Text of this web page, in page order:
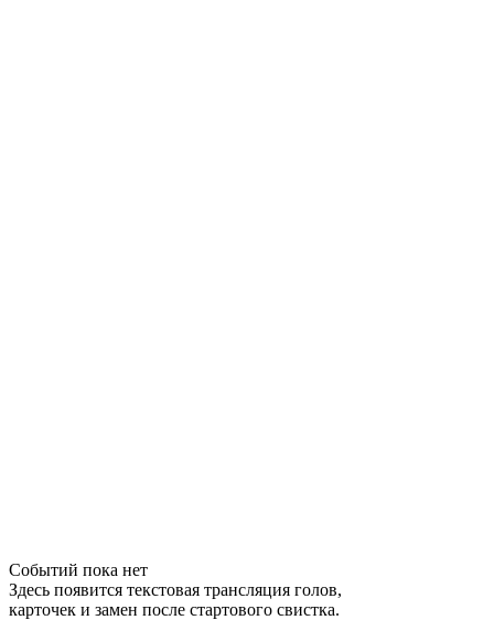
Событий пока нет
Здесь появится текстовая трансляция голов,
карточек и замен после стартового свистка.